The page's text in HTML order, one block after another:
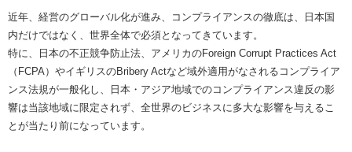
近年、経営のグローバル化が進み、コンプライアンスの徹底は、日本国
内だけではなく、世界全体で必須となってきています。
特に、日本の不正競争防止法、アメリカのForeign Corrupt Practices Act
（FCPA）やイギリスのBribery Actなど域外適用がなされるコンプライア
ンス法規が一般化し、日本・アジア地域でのコンプライアンス違反の影
響は当該地域に限定されず、全世界のビジネスに多大な影響を与えるこ
とが当たり前になっています。